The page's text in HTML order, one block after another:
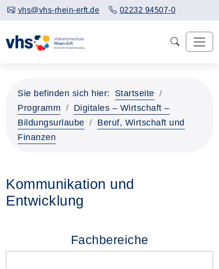
vhs@vhs-rhein-erft.de 02232 94507-0
Sie befinden sich hier:
Startseite
Programm
Digitales – Wirtschaft –
Bildungsurlaube
Beruf, Wirtschaft und
Finanzen
Kommunikation und
Entwicklung
Fachbereiche